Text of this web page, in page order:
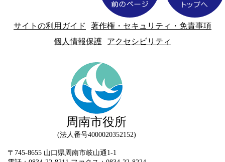
サイトの利用ガイド
著作権・セキュリティ・免責事項
個人情報保護
アクセシビリティ
周南市役所
法人番号4000020352152
〒745-8655 山口県周南市岐山通1-1